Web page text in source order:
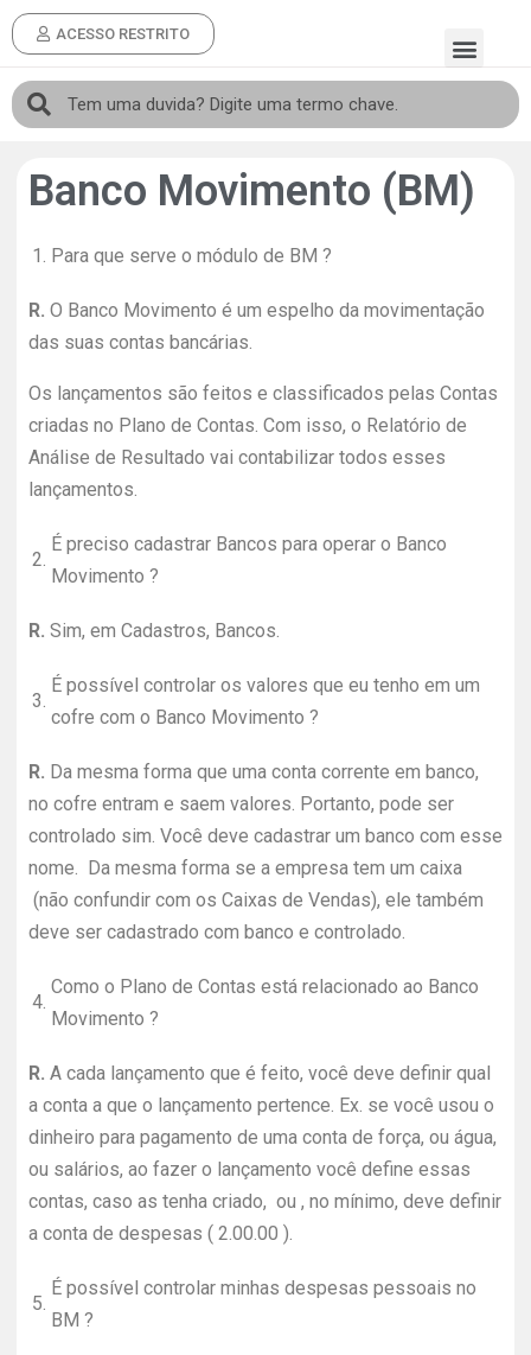
ACESSO RESTRITO
Banco Movimento (BM)
1. Para que serve o módulo de BM ?
R. O Banco Movimento é um espelho da movimentação
das suas contas bancárias.
Os lançamentos são feitos e classificados pelas Contas
criadas no Plano de Contas. Com isso, o Relatório de
Análise de Resultado vai contabilizar todos esses
lançamentos.
2.
É preciso cadastrar Bancos para operar o Banco
Movimento ?
R. Sim, em Cadastros, Bancos.
3.
É possível controlar os valores que eu tenho em um
cofre com o Banco Movimento ?
R. Da mesma forma que uma conta corrente em banco,
no cofre entram e saem valores. Portanto, pode ser
controlado sim. Você deve cadastrar um banco com esse
nome. Da mesma forma se a empresa tem um caixa
(não confundir com os Caixas de Vendas), ele também
deve ser cadastrado com banco e controlado.
4.
Como o Plano de Contas está relacionado ao Banco
Movimento ?
R. A cada lançamento que é feito, você deve definir qual
a conta a que o lançamento pertence. Ex. se você usou o
dinheiro para pagamento de uma conta de força, ou água,
ou salários, ao fazer o lançamento você define essas
contas, caso as tenha criado, ou , no mínimo, deve definir
a conta de despesas ( 2.00.00 ).
5.
É possível controlar minhas despesas pessoais no
BM ?